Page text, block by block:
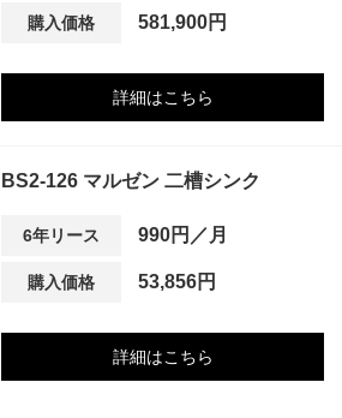
購入価格 581,900円
詳細はこちら
BS2-126 マルゼン 二槽シンク
6年リース 990円／月
購入価格 53,856円
詳細はこちら